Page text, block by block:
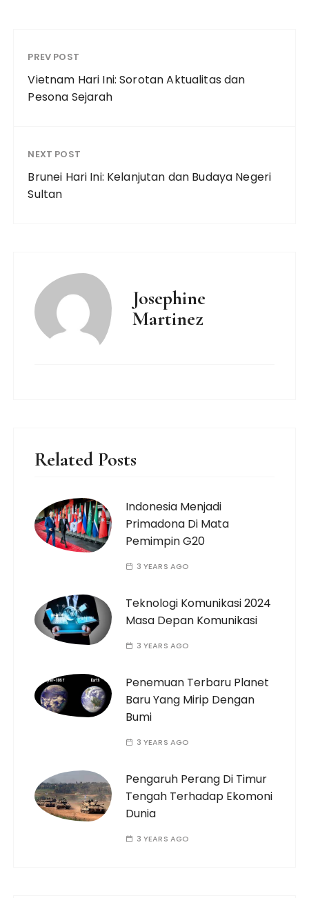
PREV POST
Vietnam Hari Ini: Sorotan Aktualitas dan
Pesona Sejarah
NEXT POST
Brunei Hari Ini: Kelanjutan dan Budaya Negeri
Sultan
Josephine
Martinez
Related Posts
Indonesia Menjadi
Primadona Di Mata
Pemimpin G20
3 YEARS AGO
Teknologi Komunikasi 2024
Masa Depan Komunikasi
3 YEARS AGO
Penemuan Terbaru Planet
Baru Yang Mirip Dengan
Bumi
3 YEARS AGO
Pengaruh Perang Di Timur
Tengah Terhadap Ekomoni
Dunia
3 YEARS AGO